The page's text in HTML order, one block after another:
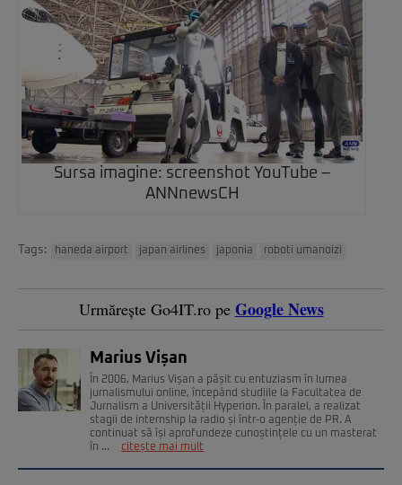
Sursa imagine: screenshot YouTube –
ANNnewsCH
Tags: haneda airport japan airlines japonia roboti umanoizi
Urmărește Go4IT.ro pe Google News
Marius Vișan
În 2006, Marius Vișan a pășit cu entuziasm în lumea
jurnalismului online, începând studiile la Facultatea de
Jurnalism a Universității Hyperion. În paralel, a realizat
stagii de internship la radio și într-o agenție de PR. A
continuat să își aprofundeze cunoștințele cu un masterat
în ...
citește mai mult